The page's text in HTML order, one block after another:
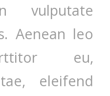
vulputate
Aenean leo
eu,
eleifend